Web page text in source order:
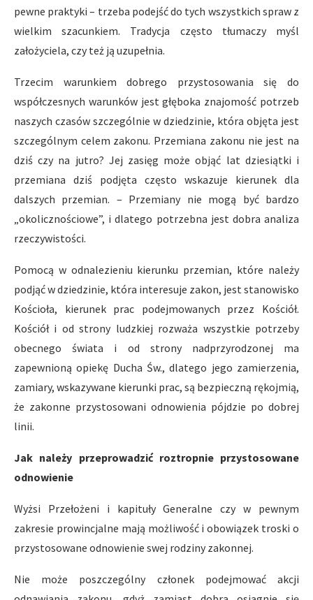
pewne praktyki – trzeba podejść do tych wszystkich spraw z
wielkim szacunkiem. Tradycja często tłumaczy myśl
założyciela, czy też ją uzupełnia.
Trzecim warunkiem dobrego przystosowania się do
współczesnych warunków jest głęboka znajomość potrzeb
naszych czasów szczególnie w dziedzinie, która objęta jest
szczególnym celem zakonu. Przemiana zakonu nie jest na
dziś czy na jutro? Jej zasięg może objąć lat dziesiątki i
przemiana dziś podjęta często wskazuje kierunek dla
dalszych przemian. – Przemiany nie mogą być bardzo
„okolicznościowe”, i dlatego potrzebna jest dobra analiza
rzeczywistości.
Pomocą w odnalezieniu kierunku przemian, które należy
podjąć w dziedzinie, która interesuje zakon, jest stanowisko
Kościoła, kierunek prac podejmowanych przez Kościół.
Kościół i od strony ludzkiej rozważa wszystkie potrzeby
obecnego świata i od strony nadprzyrodzonej ma
zapewnioną opiekę Ducha Św., dlatego jego zamierzenia,
zamiary, wskazywane kierunki prac, są bezpieczną rękojmią,
że zakonne przystosowani odnowienia pójdzie po dobrej
linii.
Jak należy przeprowadzić roztropnie przystosowane
odnowienie
Wyżsi Przełożeni i kapituły Generalne czy w pewnym
zakresie prowincjalne mają możliwość i obowiązek troski o
przystosowane odnowienie swej rodziny zakonnej.
Nie może poszczególny członek podejmować akcji